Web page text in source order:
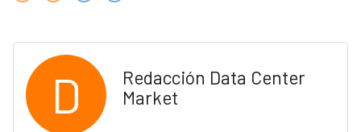
D
Redacción Data Center
Market